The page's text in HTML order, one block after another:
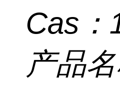
Cas：
产品